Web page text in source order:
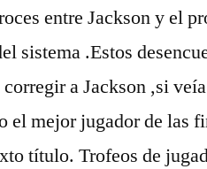
entre Jackson y el
sistema .Estos
a Jackson ,si
el mejor jugador de las
título. Trofeos de